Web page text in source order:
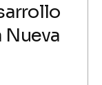
Nueva